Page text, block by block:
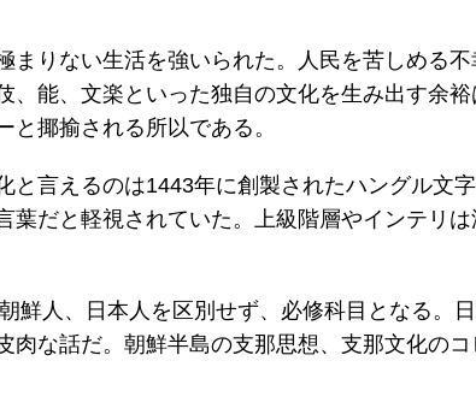
りない生活を強いられた。人民を苦しめる
能、文楽といった独自の文化を生み出す余
揶揄される所以である。
言えるのは1443年に創製されたハングル文
だと軽視されていた。上級階層やインテリ
鮮人、日本人を区別せず、必修科目となる。
な話だ。朝鮮半島の支那思想、支那文化の